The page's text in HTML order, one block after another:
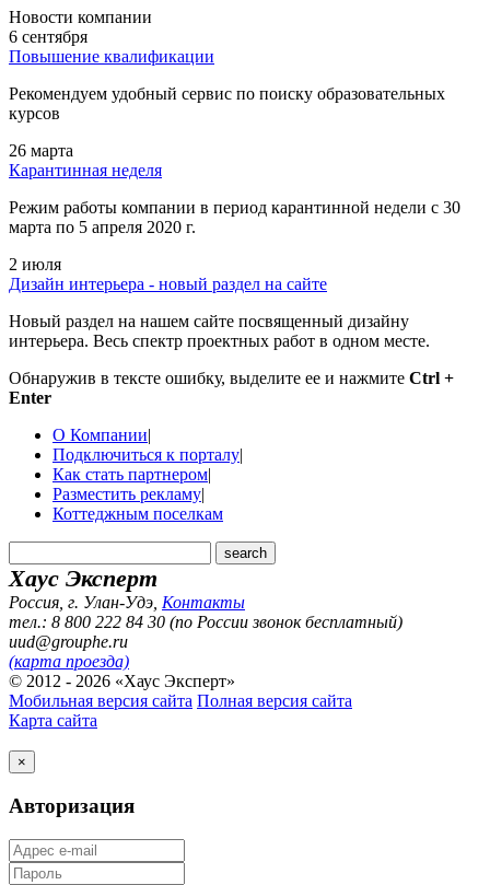
Новости компании
6 сентября
Повышение квалификации
Рекомендуем удобный сервис по поиску образовательных
курсов
26 марта
Карантинная неделя
Режим работы компании в период карантинной недели c 30
марта по 5 апреля 2020 г.
2 июля
Дизайн интерьера - новый раздел на сайте
Новый раздел на нашем сайте посвященный дизайну
интерьера. Весь спектр проектных работ в одном месте.
Обнаружив в тексте ошибку, выделите ее и нажмите Ctrl +
Enter
О Компании|
Подключиться к порталу|
Как стать партнером|
Разместить рекламу|
Коттеджным поселкам
Хаус Эксперт
Россия, г. Улан-Удэ Контакты
тел.: 8 800 222 84 30 (по России звонок бесплатный)
uud@grouphe.ru
(карта проезда)
© 2012 - 2026 «Хаус Эксперт»
Мобильная версия сайта Полная версия сайта
Карта сайта
×
Авторизация